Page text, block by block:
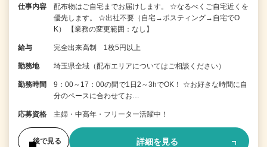
仕事内容
配布物はご自宅までお届けします。 ☆なるべくご自宅近くを
優先します。 ☆出社不要（自宅→ポスティング→自宅でO
K） 【業務の変更範囲：なし】
給与 完全出来高制 1枚5円以上
勤務地 埼玉県全域（配布エリアについてはご相談ください）
勤務時間
9：00～17：00の間で1日2～3hでOK！ ☆お好きな時間に自
分のペースに合わせてお…
応募資格 主婦・中高年・フリーター活躍中！
後で見る 詳細を見る